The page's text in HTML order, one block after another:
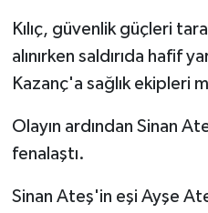
Kılıç, güvenlik güçleri
alınırken saldırıda hafif
Kazanç'a sağlık ekipleri
Olayın ardından Sinan
fenalaştı.
Sinan Ateş'in eşi Ayşe